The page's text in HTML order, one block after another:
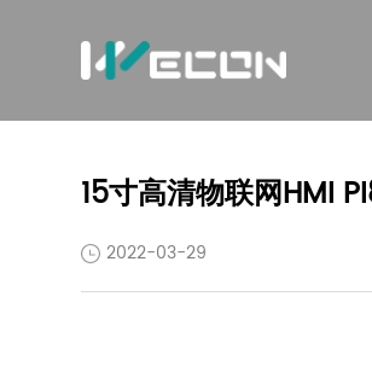
15寸高清物联网HMI
2022-03-29